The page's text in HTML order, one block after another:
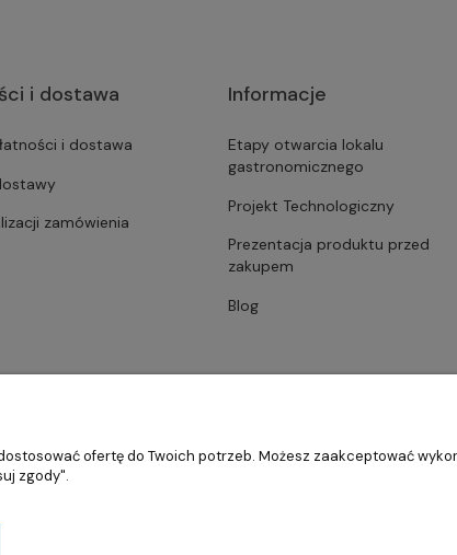
i dostawa
i dostawa
zamówienia
Informacje
Etapy otwarcia lokalu
gastronomicznego
Projekt Technologiczny
Prezentacja produktu przed
zakupem
Blog
Shoper Premium
ofertę do Twoich potrzeb. Możesz zaakceptować
zgody".